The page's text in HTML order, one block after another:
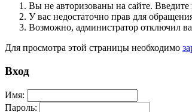
Вы не авторизованы на сайте. Введите
У вас недостаточно прав для
Возможно, администратор отключил
Для просмотра этой страницы необходимо
Вход
Имя:
Пароль: